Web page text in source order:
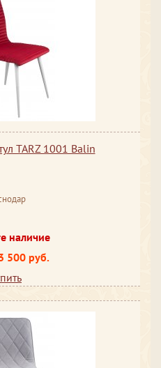
TARZ 1001 Balin
наличие
500 руб.